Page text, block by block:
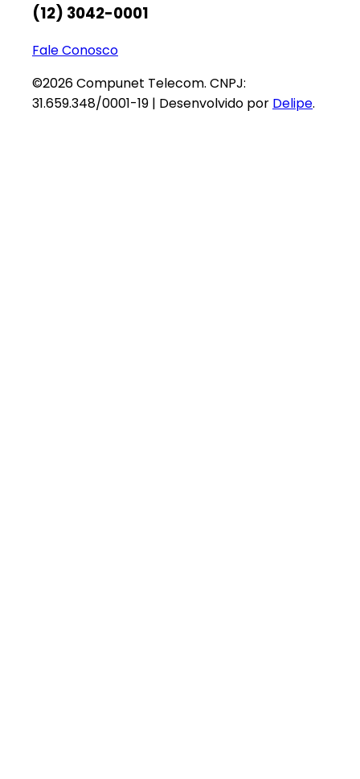
(12) 3042-0001
Fale Conosco
©2026 Compunet Telecom. CNPJ:
31.659.348/0001-19 | Desenvolvido por Delipe.